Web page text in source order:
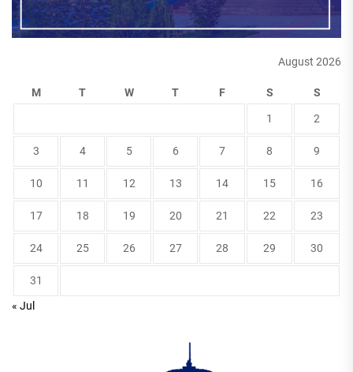
August 2026
M T W T F S S
1 2
3 4 5 6 7 8 9
10 11 12 13 14 15 16
17 18 19 20 21 22 23
24 25 26 27 28 29 30
31
« Jul